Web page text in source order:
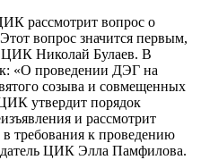
рассмотрит вопрос о
вопрос значится первым,
ЦИК Николай Булаев. В
«О проведении ДЭГ на
созыва и совмещенных
утвердит порядок
и рассмотрит
требования к проведению
ЦИК Элла Памфилова.